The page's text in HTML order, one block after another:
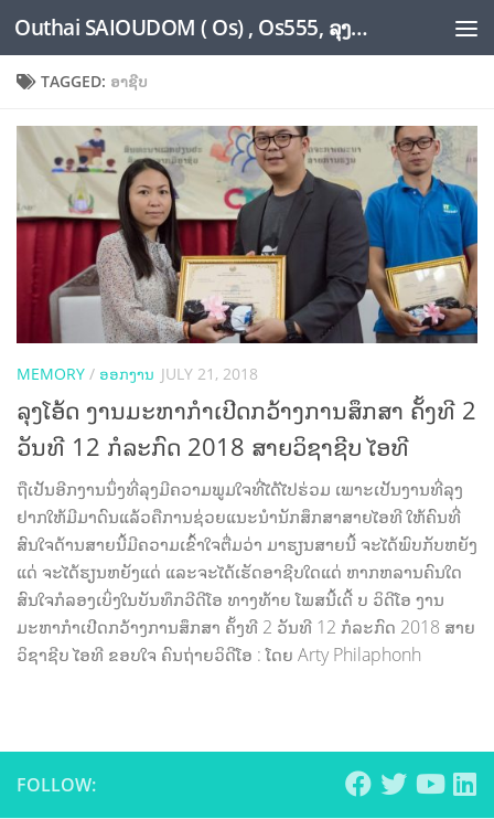
Skip to content Outhai SAIOUDOM ( Os) , Os555, ລຸງໂອ້ດ, LoungOs, UngleOs, XW1OS Official Website...
TAGGED: ອາຊີບ
MEMORY / ອອກງານ JULY 21, 2018
ລຸງໂອ້ດ ງານມະຫາກຳເປີດກວ້າງການສຶກສາ ຄັ້ງທີ 2
ວັນທີ 12 ກໍລະກົດ 2018 ສາຍວິຊາຊີບ ໄອທີ
ຖືເປັນອີກງານນຶ່ງທີ່ລຸງມີຄວາມພູມໃຈທີ່ໄດ້ໄປຮ່ວມ ເພາະເປັນງານທີ່ລຸງ
ຢາກໃຫ້ມີມາດົນແລ້ວຄືການຊ່ວຍແນະນຳນັກສຶກສາສາຍໄອທີ ໃຫ້ຄົນທີ່
ສົນໃຈດ້ານສາຍນີ້ມີຄວາມເຂົ້າໃຈຕື່ມວ່າ ມາຮຽນສາຍນີ້ ຈະໄດ້ພົບກັບຫຍັງ
ແດ່ ຈະໄດ້ຮຽນຫຍັງແດ່ ແລະຈະໄດ້ເຮັດອາຊີບໃດແດ່ ຫາກຫລານຄົນໃດ
ສົນໃຈກໍລອງເບິ່ງໃນບັນທຶກວີດີໂອ ທາງທ້າຍ ໂພສນີ້ເດີ້ ບ ວິດີໂອ ງານ
ມະຫາກຳເປີດກວ້າງການສຶກສາ ຄັ້ງທີ 2 ວັນທີ 12 ກໍລະກົດ 2018 ສາຍ
ວິຊາຊີບ ໄອທີ ຂອບໃຈ ຄົນຖ່າຍວິດີໂອ : ໂດຍ Arty Philaphonh
FOLLOW: